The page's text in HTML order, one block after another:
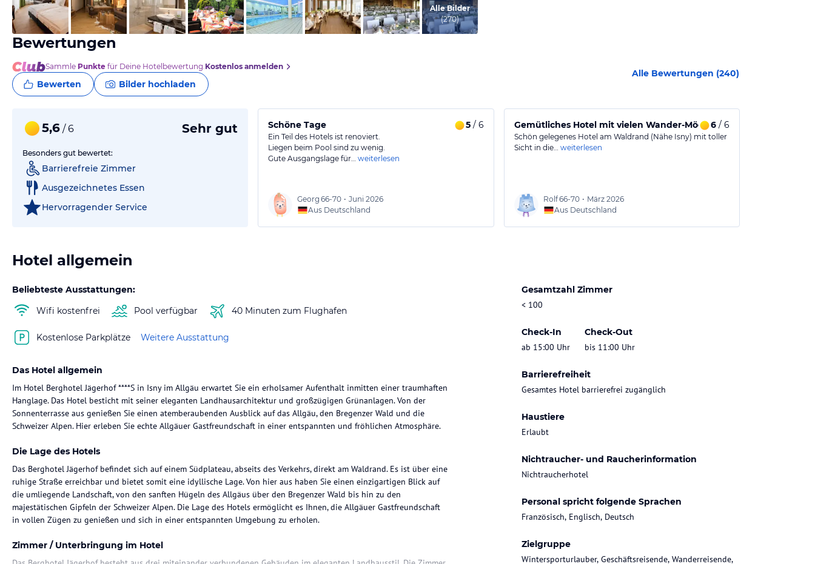
vom Hotelier, Juli 2023 von Klaus, April 2017
Alle Bilder
(270)
Bewertungen
Sammle Punkte für Deine Hotelbewertung.Kostenlos anmelden
Bewerten Bilder hochladen
Alle Bewertungen (240)
5,6 / 6 Sehr gut
Besonders gut bewertet:
Barrierefreie Zimmer
Ausgezeichnetes Essen
Hervorragender Service
Schöne Tage 5/ 6
Ein Teil des Hotels ist renoviert.
Liegen beim Pool sind zu wenig.
Gute Ausgangslage für… weiterlesen
Georg 66-70 • Juni 2026
Aus Deutschland
Gemütliches Hotel mit vielen Wander-Möglichkeiten in der
6/ 6
Schön gelegenes Hotel am Waldrand (Nähe Isny) mit toller
Sicht in die… weiterlesen
Rolf66-70 • März 2026
Aus Deutschland
Hotel allgemein
Beliebteste Ausstattungen:
Wifi kostenfrei
Pool verfügbar 40 Minuten zum Flughafen
Kostenlose Parkplätze Weitere Ausstattung
Gesamtzahl Zimmer
< 100
Check-In
ab 15:00 Uhr
Check-Out
bis 11:00 Uhr
Barrierefreiheit
Gesamtes Hotel barrierefrei zugänglich
Haustiere
Erlaubt
Nichtraucher- und Raucherinformation
Nichtraucherhotel
Personal spricht folgende Sprachen
Französisch, Englisch, Deutsch
Zielgruppe
Wintersporturlauber, Geschäftsreisende, Wanderreisende,
Das Hotel allgemein
Im Hotel Berghotel Jägerhof ****S in Isny im Allgäu erwartet Sie ein erholsamer Aufenthalt inmitten einer traumhaften
Hanglage. Das Hotel besticht mit seiner eleganten Landhausarchitektur und großzügigen Grünanlagen. Von der
Sonnenterrasse aus genießen Sie einen atemberaubenden Ausblick auf das Allgäu, den Bregenzer Wald und die
Schweizer Alpen. Hier erleben Sie echte Allgäuer Gastfreundschaft in einer entspannten und fröhlichen Atmosphäre.
Die Lage des Hotels
Das Berghotel Jägerhof befindet sich auf einem Südplateau, abseits des Verkehrs, direkt am Waldrand. Es ist über eine
ruhige Straße erreichbar und bietet somit eine idyllische Lage. Von hier aus haben Sie einen einzigartigen Blick auf
die umliegende Landschaft, von den sanften Hügeln des Allgäus über den Bregenzer Wald bis hin zu den
majestätischen Gipfeln der Schweizer Alpen. Die Lage des Hotels ermöglicht es Ihnen, die Allgäuer Gastfreundschaft
in vollen Zügen zu genießen und sich in einer entspannten Umgebung zu erholen.
Zimmer / Unterbringung im Hotel